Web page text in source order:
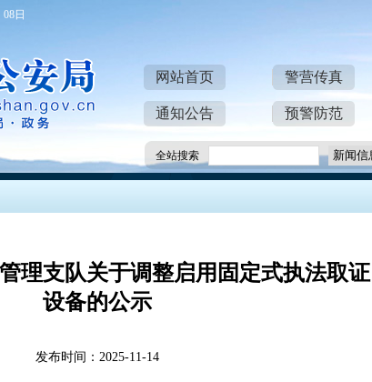
日
网站首页 警营传真
通知公告 预警防范
全站搜索
理支队关于调整启用固定式执法取证
设备的公示
发布时间：2025-11-14